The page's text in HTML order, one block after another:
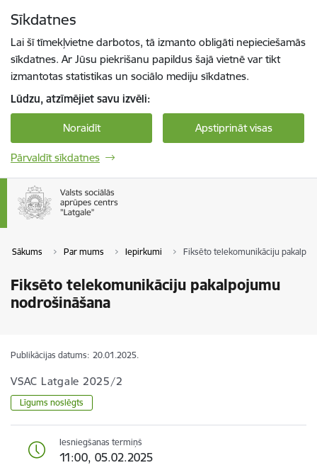
Sīkdatnes
Lai šī tīmekļvietne darbotos, tā izmanto obligāti nepieciešamās
sīkdatnes. Ar Jūsu piekrišanu papildus šajā vietnē var tikt
izmantotas statistikas un sociālo mediju sīkdatnes.
Lūdzu, atzīmējiet savu izvēli:
Noraidīt Apstiprināt visas
Pārvaldīt sīkdatnes
Sākums Par mums Iepirkumi Fiksēto telekomunikāciju
Fiksēto telekomunikāciju pakalpojumu
nodrošināšana
Publikācijas datums: 20.01.2025.
VSAC Latgale 2025/2
Līgums noslēgts
Iesniegšanas termiņš
11:00, 05.02.2025